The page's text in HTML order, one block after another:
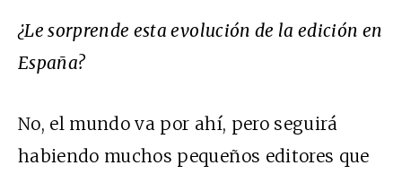
¿Le sorprende esta evolución de la edición en
España?
No, el mundo va por ahí, pero seguirá
habiendo muchos pequeños editores que